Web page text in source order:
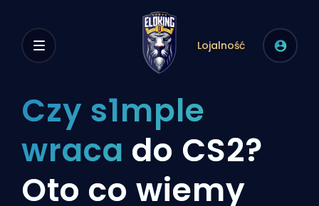
Lojalność
Czy s1mple
wraca do CS2?
Oto co wiemy